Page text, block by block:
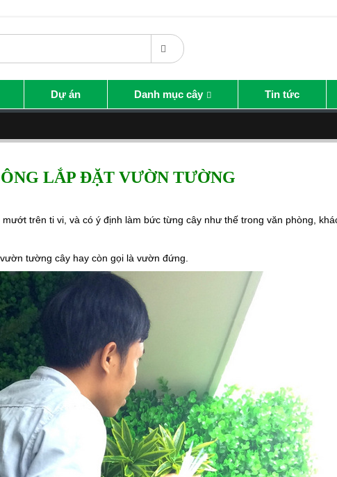
Dự án Danh mục cây Tin tức
LẮP ĐẶT VƯỜN TƯỜNG
mướt trên ti vi, và có ý định làm bức từng cây như thế trong văn phòng,
vườn tường cây hay còn gọi là vườn đứng